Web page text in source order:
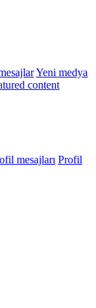
Yeni medya
content
mesajları Profil